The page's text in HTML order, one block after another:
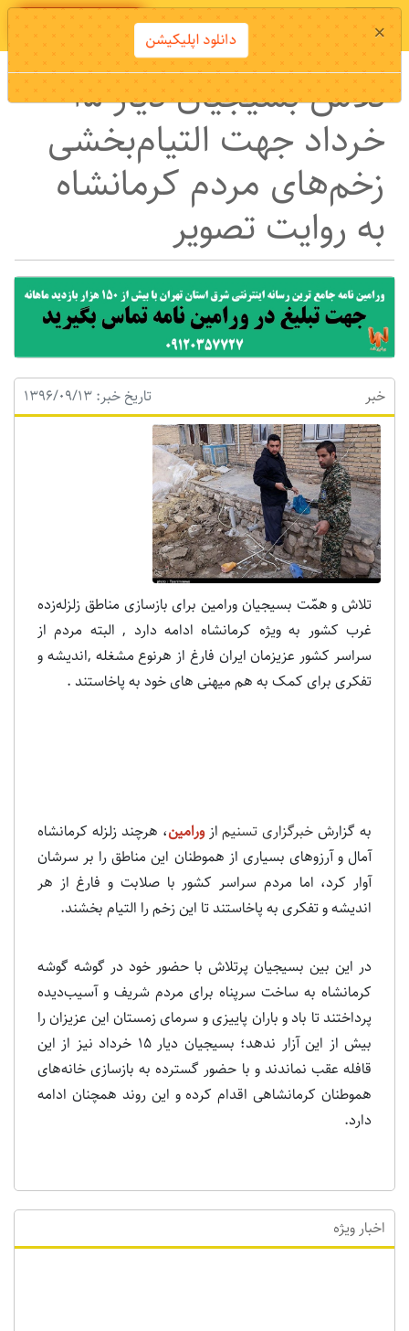
دانلود اپلیکیشن
تلاش بسیجیان دیار ۱۵
خرداد جهت التیام‌بخشی
زخم‌های مردم کرمانشاه
به روایت تصویر
خبر تاریخ خبر: 1396/09/13
تلاش و همّت بسیجیان ورامین برای بازسازی مناطق زلزله‌زده
غرب کشور به ویژه کرمانشاه ادامه دارد , البته مردم از
سراسر کشور عزیزمان ایران فارغ از هرنوع مشغله ,اندیشه و
تفکری برای کمک به هم میهنی های خود به پاخاستند .
به گزارش خبرگزاری تسنیمازورامین، هرچند زلزله کرمانشاه
آمال و آرزوهای بسیاری از هموطنان این مناطق را بر سرشان
آوار کرد، اما مردم سراسر کشور با صلابت و فارغ از هر
اندیشه و تفکری به پاخاستند تا این زخم را التیام بخشند.
در این بین بسیجیان پرتلاش با حضور خود در گوشه گوشه
کرمانشاه به ساخت سرپناه برای مردم شریف و آسیب‌دیده
پرداختند تا باد و باران پاییزی و سرمای زمستان این عزیزان را
بیش از این آزار ندهد‌؛ بسیجیان دیار 15 خرداد نیز از این
قافله عقب نماندند و با حضور گسترده به بازسازی خانه‌های
هموطنان کرمانشاهی اقدام کرده و این روند همچنان ادامه
دارد.
اخبار ویژه
× دانلود اپلیکیشن